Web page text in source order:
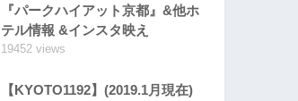
『パークハイアット京都』&他ホ
テル情報 &インスタ映え
19452 views
【KYOTO1192】(2019.1月現在)